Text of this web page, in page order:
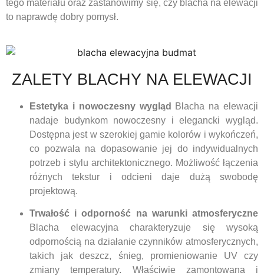
tego materiału oraz zastanowimy się, czy blacha na elewacji
to naprawdę dobry pomysł.
ZALETY BLACHY NA ELEWACJI
Estetyka i nowoczesny wygląd
Blacha na elewacji
nadaje budynkom nowoczesny i elegancki wygląd.
Dostępna jest w szerokiej gamie kolorów i wykończeń,
co pozwala na dopasowanie jej do indywidualnych
potrzeb i stylu architektonicznego. Możliwość łączenia
różnych tekstur i odcieni daje dużą swobodę
projektową.
Trwałość i odporność na warunki atmosferyczne
Blacha elewacyjna charakteryzuje się wysoką
odpornością na działanie czynników atmosferycznych,
takich jak deszcz, śnieg, promieniowanie UV czy
zmiany temperatury. Właściwie zamontowana i